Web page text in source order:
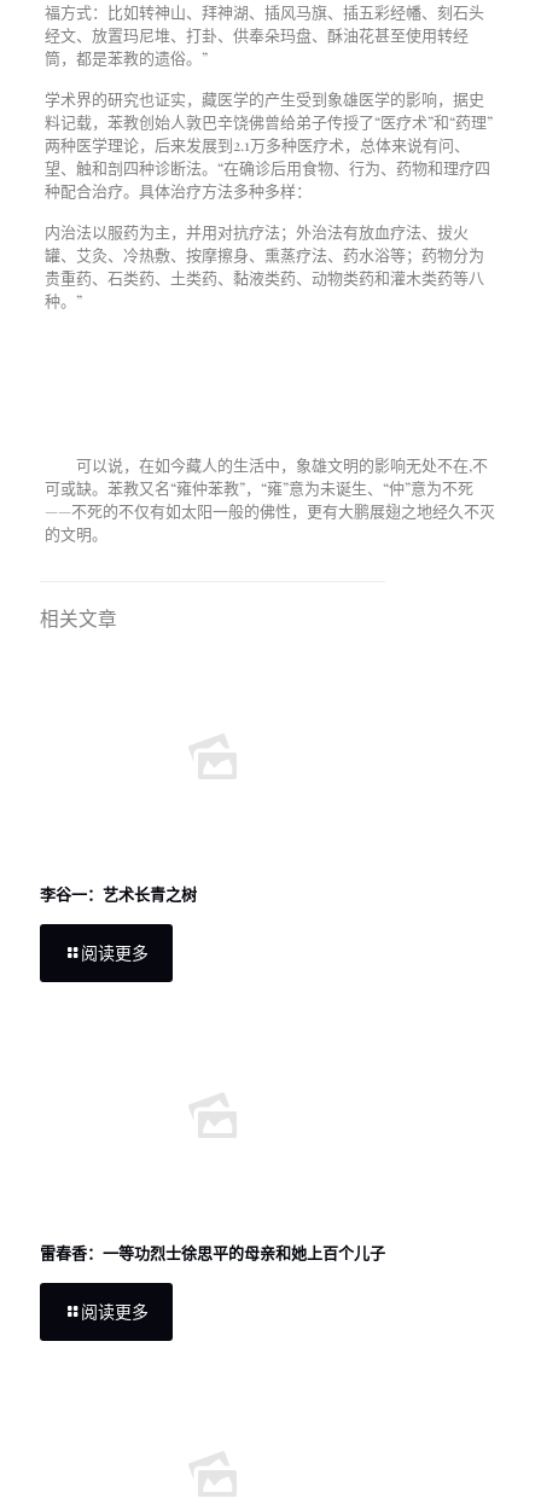
福方式：比如转神山、拜神湖、插风马旗、插五彩经幡、刻石头
经文、放置玛尼堆、打卦、供奉朵玛盘、酥油花甚至使用转经
筒，都是苯教的遗俗。”
学术界的研究也证实，藏医学的产生受到象雄医学的影响，据史
料记载，苯教创始人敦巴辛饶佛曾给弟子传授了“医疗术”和“药理”
两种医学理论，后来发展到2.1万多种医疗术，总体来说有问、
望、触和剖四种诊断法。“在确诊后用食物、行为、药物和理疗四
种配合治疗。具体治疗方法多种多样：
内治法以服药为主，并用对抗疗法；外治法有放血疗法、拔火
罐、艾灸、冷热敷、按摩擦身、熏蒸疗法、药水浴等；药物分为
贵重药、石类药、土类药、黏液类药、动物类药和灌木类药等八
种。”
可以说，在如今藏人的生活中，象雄文明的影响无处不在,不
可或缺。苯教又名“雍仲苯教”，“雍”意为未诞生、“仲”意为不死
——不死的不仅有如太阳一般的佛性，更有大鹏展翅之地经久不灭
的文明。
相关文章
李谷一：艺术长青之树
阅读更多
雷春香：一等功烈士徐思平的母亲和她上百个儿子
阅读更多